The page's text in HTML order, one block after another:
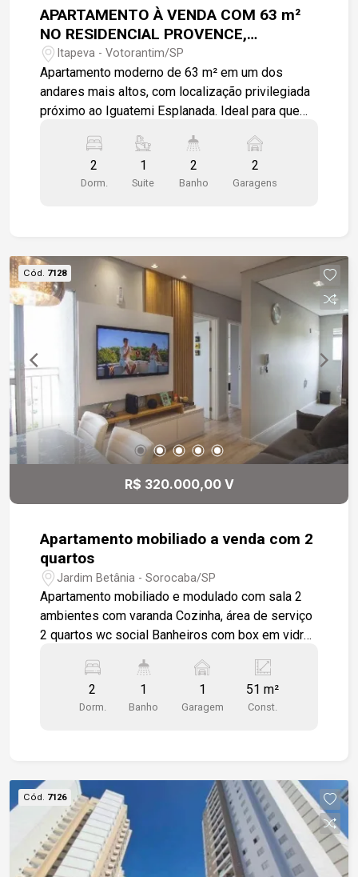
APARTAMENTO À VENDA COM 63 m²
NO RESIDENCIAL PROVENCE,
PRÓXIMO AO SHOPPING IGUATEMI
ESPLANADA!
Itapeva - Votorantim/SP
Apartamento moderno de 63 m² em um dos
andares mais altos, com localização privilegiada
próximo ao Iguatemi Esplanada. Ideal para quem
patrimonial, este imóvel se destaca pelo
acabamento contemporâneo e pela excelente
posição no prédio. Características do imóvel: - 2
personalizados de alto padrão; - Piso moderno e
pintura atual; - Andar alto, garantindo mais
privacidade, ventilação e valorização; - 2 Vagas
de garagem cobertas (subsolo). O apartamento
está situado em uma região estratégica, próximo
ao Shopping Iguatemi Esplanada, com fácil
acesso a comércios, mercados de rede,
serviços, os melhores restaurantes da cidade e
principais vias. Um endereço que une
conveniência, segurança e alto potencial de
valorização. Uma excelente oportunidade para
morar bem ou investir em uma das regiões mais
desejadas da cidade. Agende sua visita e
apartamento.
2
Dorm.
1
Suite
2
Banho
2
Garagens
Cód. 7128
R$ 320.000,00 V
Apartamento mobiliado a venda com 2
quartos
Jardim Betânia - Sorocaba/SP
Apartamento mobiliado e modulado com sala 2
ambientes com varanda Cozinha, área de serviço
2 quartos wc social Banheiros com box em vidro
piscina, salão de festas, playground. Localizado
em bairro com estrutura completa de comércios.
2
Dorm.
1
Banho
1
Garagem
51 m²
Const.
Cód. 7126